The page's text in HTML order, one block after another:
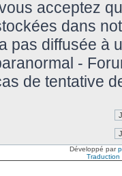
acceptez
dans
pas diffusée à
-
de tentative
Développé par
Traduction